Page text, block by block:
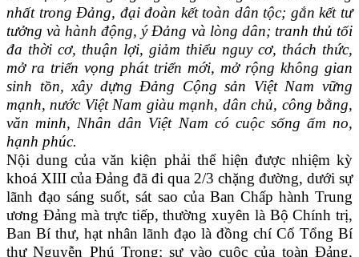
nhất trong Đảng, đại đoàn kết toàn dân tộc; gắn kết tư
tưởng và hành động, ý Đảng và lòng dân; tranh thủ tối
đa thời cơ, thuận lợi, giảm thiểu nguy cơ, thách thức,
mở ra triển vọng phát triển mới, mở rộng không gian
sinh tồn, xây dựng Đảng Cộng sản Việt Nam vững
mạnh, nước Việt Nam giàu mạnh, dân chủ, công bằng,
văn minh, Nhân dân Việt Nam có cuộc sống ấm no,
hạnh phúc.
Nội dung của văn kiện phải thể hiện được nhiệm kỳ
khoá XIII của Đảng đã đi qua 2/3 chặng đường, dưới sự
lãnh đạo sáng suốt, sát sao của Ban Chấp hành Trung
ương Đảng mà trực tiếp, thường xuyên là Bộ Chính trị,
Ban Bí thư, hạt nhân lãnh đạo là đồng chí Cố Tổng Bí
thư Nguyễn Phú Trọng; sự vào cuộc của toàn Đảng,